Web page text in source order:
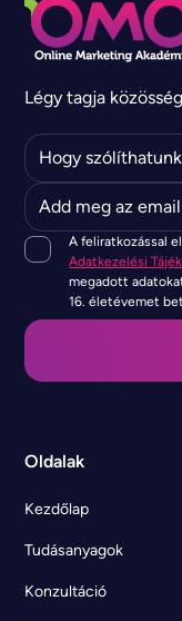
Légy tagja
A feliratkozással
Adatkezelési
megadott
16. életévemet
Oldalak
Kezdőlap
Tudásanyagok
Konzultáció